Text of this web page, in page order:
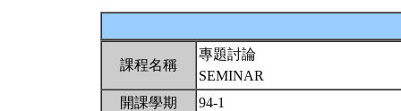
課程名稱
專題討論
SEMINAR
開課學期
94-1